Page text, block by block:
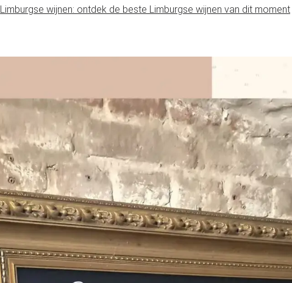
Limburgse wijnen: ontdek de beste Limburgse wijnen van dit moment